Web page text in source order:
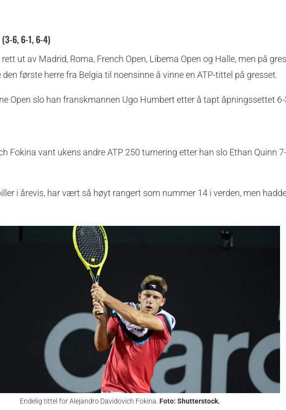
6, 6-1, 6-4)
ut av Madrid, Roma, French Open, Libema Open og Halle, men på
første herre fra Belgia til noensinne å vinne en ATP-tittel på gresset.
Open slo han franskmannen Ugo Humbert etter å tapt åpningssettet 6-
Fokina vant ukens andre ATP 250 turnering etter han slo Ethan Quinn
i årevis, har vært så høyt rangert som nummer 14 i verden, men
Endelig tittel for Alejandro Davidovich Fokina. Foto: Shutterstock.